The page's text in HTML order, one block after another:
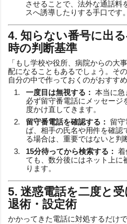
させることで、法外な通話料
スへ誘導したりする手口です。
4. 知らない番号に出
時の判断基準
「もし学校や役所、病院からの
配になることもあるでしょう。そ
自分の中で作っておくのがおすすめ
一度目は無視する： 本当に急
必ず留守番電話にメッセージ
度かけ直してきます。
留守番電話を確認する：
留
ば、相手の氏名や用件を確認
る場合は、重要ではないと判
15分待ってから検索する： 着
ても、数分後にはネット上に
ります。
5. 迷惑電話を二度と
退術・設定術
かかってきた電話に対処するだけ